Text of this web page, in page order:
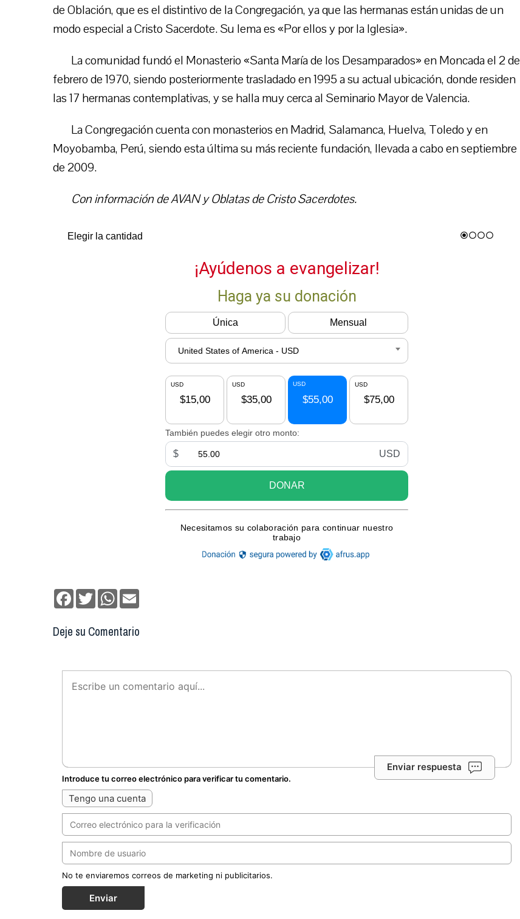
de Oblación, que es el distintivo de la Congregación, ya que las hermanas están unidas de un
modo especial a Cristo Sacerdote. Su lema es «Por ellos y por la Iglesia».
La comunidad fundó el Monasterio «Santa María de los Desamparados» en Moncada el 2 de
febrero de 1970, siendo posteriormente trasladado en 1995 a su actual ubicación, donde residen
las 17 hermanas contemplativas, y se halla muy cerca al Seminario Mayor de Valencia.
La Congregación cuenta con monasterios en Madrid, Salamanca, Huelva, Toledo y en
Moyobamba, Perú, siendo esta última su más reciente fundación, llevada a cabo en septiembre
de 2009.
Con información de AVAN y Oblatas de Cristo Sacerdotes.
Facebook
TwitterWhatsApp
Deje su Comentario
Enviar respuesta
Introduce tu correo electrónico para verificar tu comentario.
Tengo una cuenta
No te enviaremos correos de marketing ni publicitarios.
Enviar